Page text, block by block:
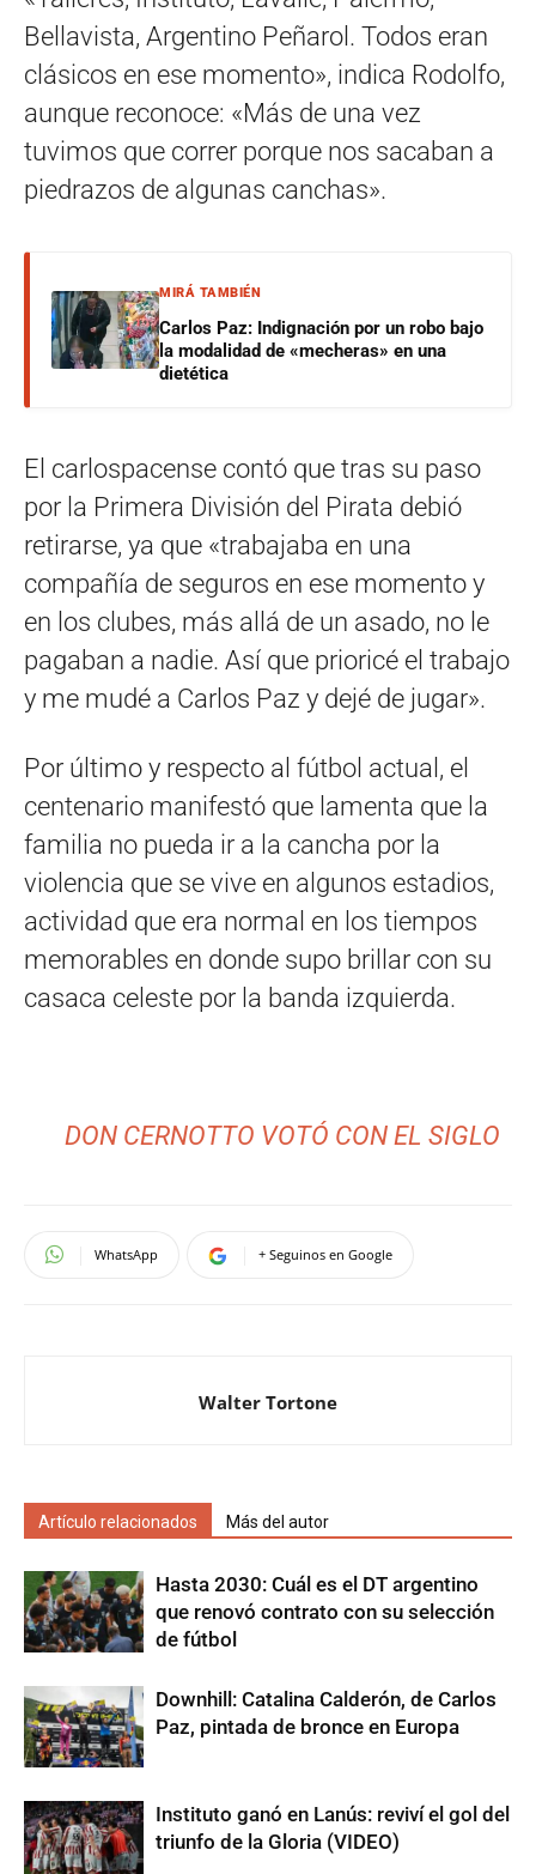
Bellavista, Argentino Peñarol. Todos eran
clásicos en ese momento», indica Rodolfo,
aunque reconoce: «Más de una vez
tuvimos que correr porque nos sacaban a
piedrazos de algunas canchas».
MIRÁ TAMBIÉN
Carlos Paz: Indignación por un robo bajo
la modalidad de «mecheras» en una
dietética
El carlospacense contó que tras su paso
por la Primera División del Pirata debió
retirarse, ya que «trabajaba en una
compañía de seguros en ese momento y
en los clubes, más allá de un asado, no le
pagaban a nadie. Así que prioricé el trabajo
y me mudé a Carlos Paz y dejé de jugar».
Por último y respecto al fútbol actual, el
centenario manifestó que lamenta que la
familia no pueda ir a la cancha por la
violencia que se vive en algunos estadios,
actividad que era normal en los tiempos
memorables en donde supo brillar con su
casaca celeste por la banda izquierda.
DON CERNOTTO VOTÓ CON EL SIGLO
WhatsApp + Seguinos en Google
Walter Tortone
Artículo relacionados Más del autor
Hasta 2030: Cuál es el DT argentino
que renovó contrato con su selección
de fútbol
Downhill: Catalina Calderón, de Carlos
Paz, pintada de bronce en Europa
Instituto ganó en Lanús: reviví el gol del
triunfo de la Gloria (VIDEO)